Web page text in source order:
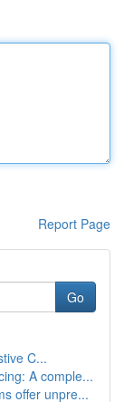
Report Page
Go
C...
A comple...
offer unpre...